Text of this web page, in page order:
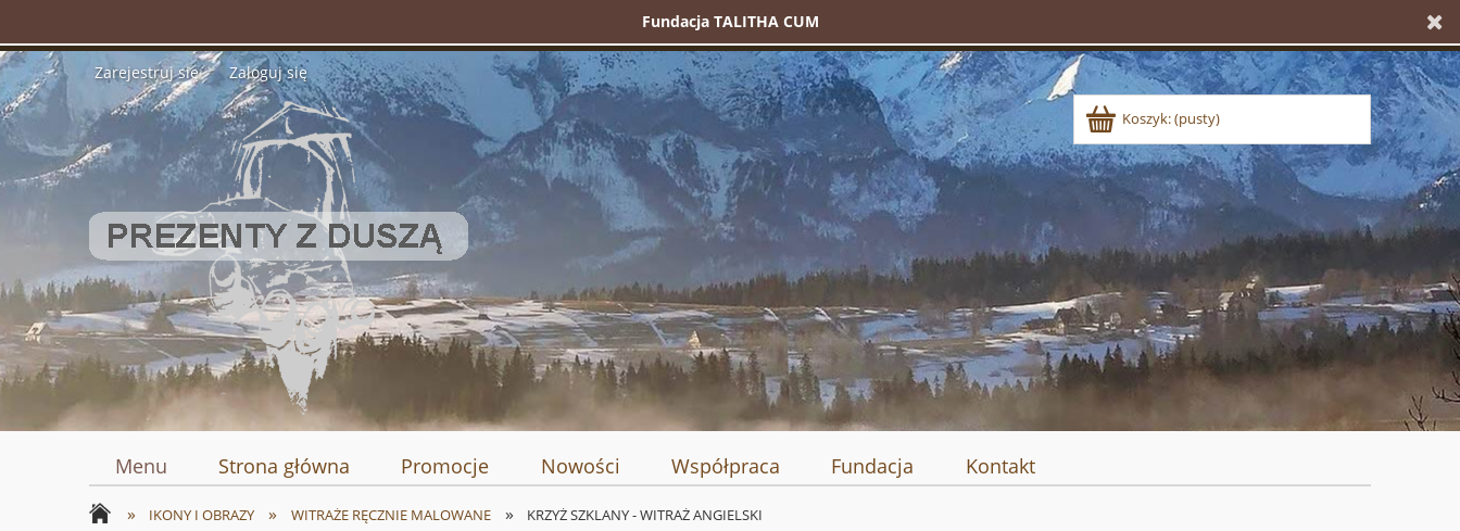
Fundacja TALITHA CUM
Zarejestruj się Zaloguj się
Koszyk:(pusty)
Menu Strona główna Promocje Nowości Współpraca Fundacja Kontakt
» IKONY I OBRAZY » WITRAŻE RĘCZNIE MALOWANE » KRZYŻ SZKLANY - WITRAŻ ANGIELSKI